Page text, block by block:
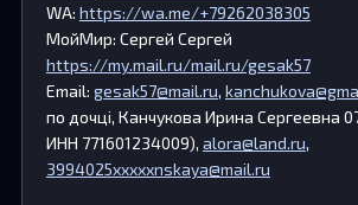
WA: https://wa.me/+79262038305
МойМир: Сергей Сергей
https://my.mail.ru/mail.ru/gesak57
Email: gesak57@mail.ru,
по дочці, Канчукова Ирина Сергеевна
ИНН 771601234009), alora@land.ru,
3994025xxxxxnskaya@mail.ru